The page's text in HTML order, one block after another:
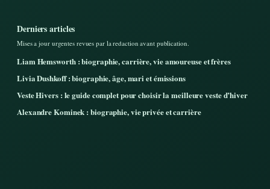
Derniers articles
Mises a jour urgentes revues par la redaction avant publication.
Liam Hemsworth : biographie, carrière, vie amoureuse et frères
Livia Dushkoff : biographie, âge, mari et émissions
Veste Hivers : le guide complet pour choisir la meilleure veste d’hiver
Alexandre Kominek : biographie, vie privée et carrière